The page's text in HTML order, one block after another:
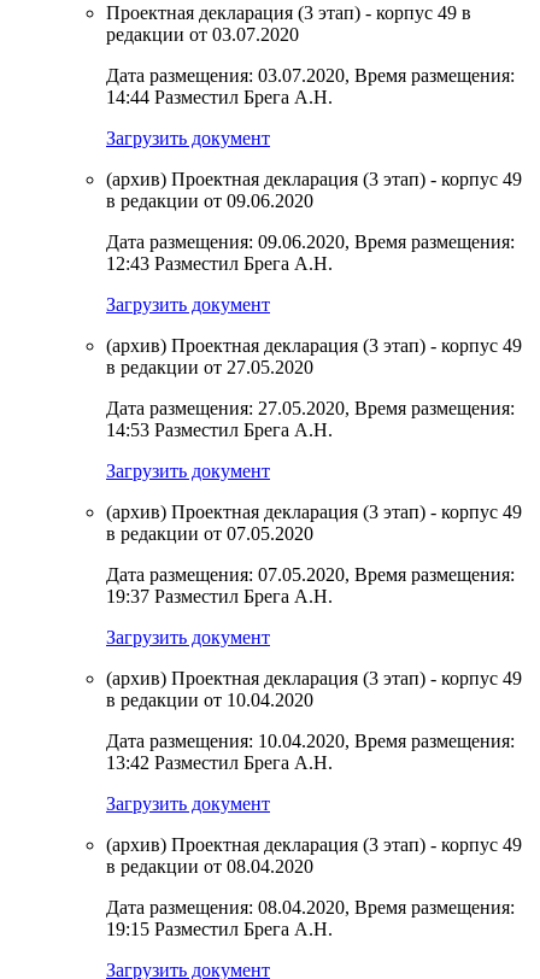
Проектная декларация (3 этап) - корпус 49 в
редакции от 03.07.2020
Дата размещения: 03.07.2020, Время размещения:
14:44 Разместил Брега А.Н.
Загрузить документ
(архив) Проектная декларация (3 этап) - корпус 49
в редакции от 09.06.2020
Дата размещения: 09.06.2020, Время размещения:
12:43 Разместил Брега А.Н.
Загрузить документ
(архив) Проектная декларация (3 этап) - корпус 49
в редакции от 27.05.2020
Дата размещения: 27.05.2020, Время размещения:
14:53 Разместил Брега А.Н.
Загрузить документ
(архив) Проектная декларация (3 этап) - корпус 49
в редакции от 07.05.2020
Дата размещения: 07.05.2020, Время размещения:
19:37 Разместил Брега А.Н.
Загрузить документ
(архив) Проектная декларация (3 этап) - корпус 49
в редакции от 10.04.2020
Дата размещения: 10.04.2020, Время размещения:
13:42 Разместил Брега А.Н.
Загрузить документ
(архив) Проектная декларация (3 этап) - корпус 49
в редакции от 08.04.2020
Дата размещения: 08.04.2020, Время размещения:
19:15 Разместил Брега А.Н.
Загрузить документ